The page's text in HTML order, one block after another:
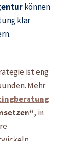
können
klar
ist eng
Mehr
, in